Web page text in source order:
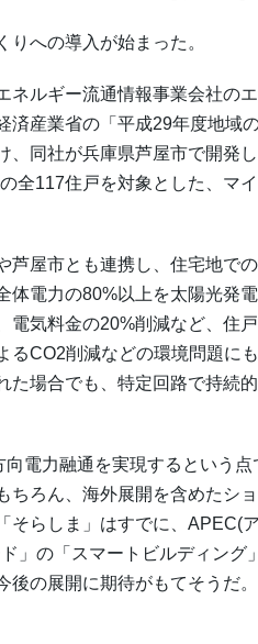
への導入が始まった。
ルギー流通情報事業会社の
済産業省の「平成29年度地域
、同社が兵庫県芦屋市で開発
全117住戸を対象とした、マ
屋市とも連携し、住宅地での
体電力の80%以上を太陽光発
電気料金の20%削減など、住
るCO2削減などの環境問題に
た場合でも、特定回路で持続
電力融通を実現するという
ちろん、海外展開を含めたシ
そらしま」はすでに、APEC(
」の「スマートビルディン
の展開に期待がもてそうだ。